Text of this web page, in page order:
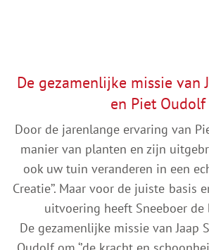
De gezamenlijke missie van
en Piet Oudolf
Door de jarenlange ervaring van
manier van planten en zijn
ook uw tuin veranderen in een
Creatie’’. Maar voor de juiste basis
uitvoering heeft Sneeboer de
De gezamenlijke missie van Jaap